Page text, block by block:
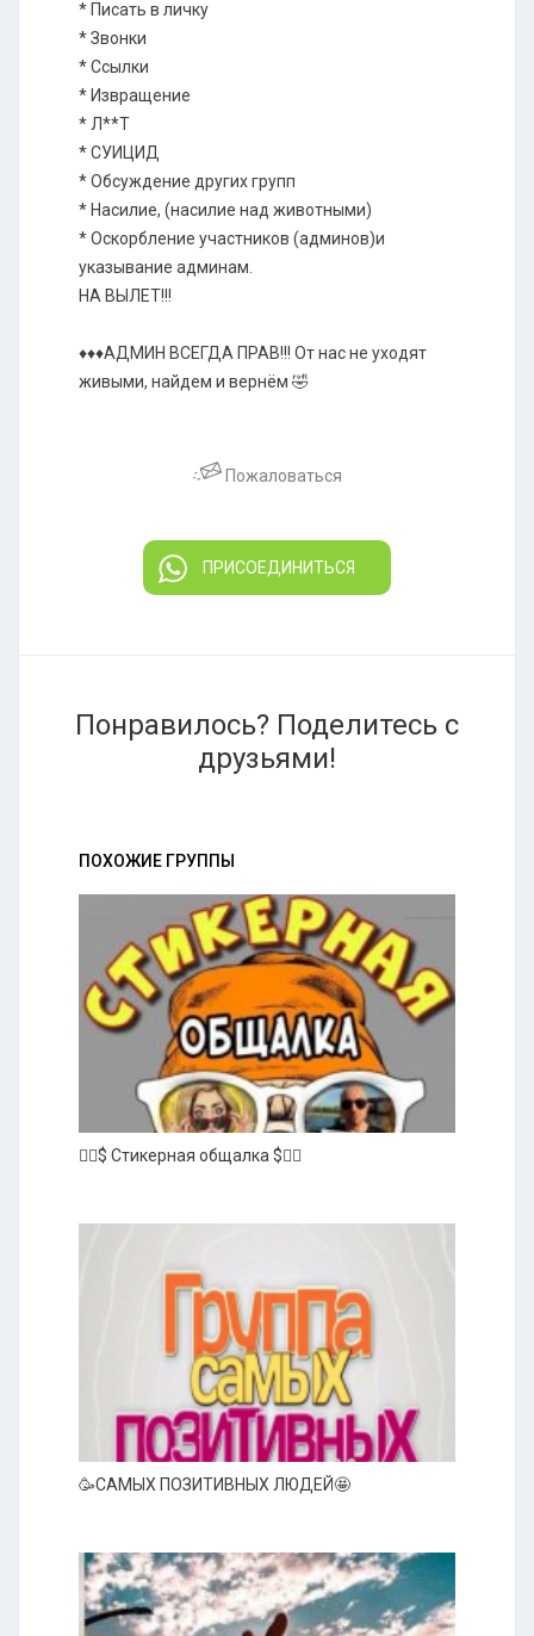
* Писать в личку
* Звонки
* Ссылки
* Извращение
* Л**Т
* СУИЦИД
* Обсуждение других групп
* Насилие, (насилие над животными)
* Оскорбление участников (админов)и
указывание админам.
НА ВЫЛЕТ!!!
♦️♦️♦️АДМИН ВСЕГДА ПРАВ!!! От нас не уходят
живыми, найдем и вернём 🤣
Пожаловаться
ПРИСОЕДИНИТЬСЯ
Понравилось? Поделитесь с
друзьями!
ПОХОЖИЕ ГРУППЫ
❤️‍🔥$ Стикерная общалка $❤️‍🔥
🥳САМЫХ ПОЗИТИВНЫХ ЛЮДЕЙ🤩